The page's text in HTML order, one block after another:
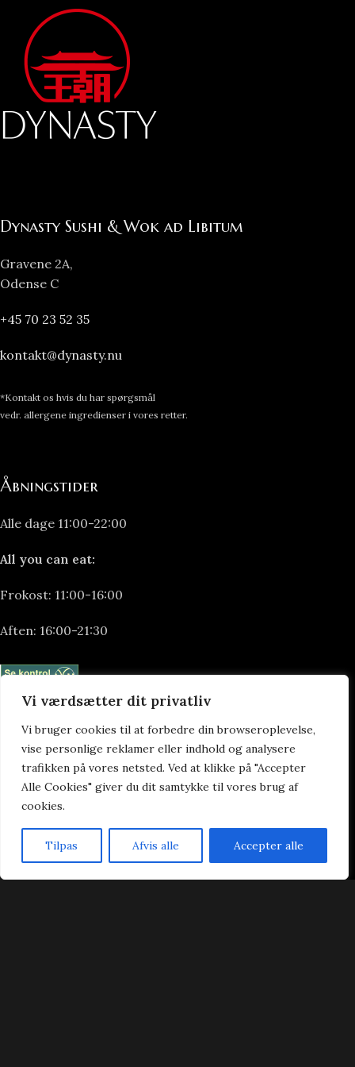
Vi værdsætter dit privatliv
Vi bruger cookies til at forbedre din browseroplevelse,
vise personlige reklamer eller indhold og analysere
trafikken på vores netsted. Ved at klikke på "Accepter
Alle Cookies" giver du dit samtykke til vores brug af
cookies.
Tilpas Afvis alle Accepter alle
Dynasty Sushi & Wok ad Libitum
Gravene 2A,
Odense C
+45 70 23 52 35
kontakt@dynasty.nu
*Kontakt os hvis du har spørgsmål
vedr. allergene ingredienser i vores retter.
Åbningstider
Alle dage 11:00-22:00
All you can eat:
Frokost: 11:00-16:00
Aften: 16:00-21:30
Praktisk
Forside
Takeaway
Ad Libitum
Kontakt
Handelsbetingelser